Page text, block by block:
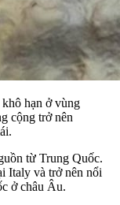
hạn ở vùng
cộng trở nên
từ Trung Quốc.
Italy và trở nên nổi
ở châu Âu.